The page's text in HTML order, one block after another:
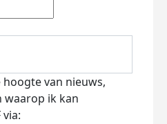
van nieuws,
waarop ik kan